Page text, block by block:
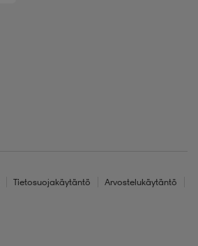
Tietosuojakäytäntö
Arvostelukäytäntö